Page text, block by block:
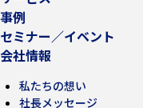
事例
セミナー／イベント
会社情報
私たちの想い
社長メッセージ